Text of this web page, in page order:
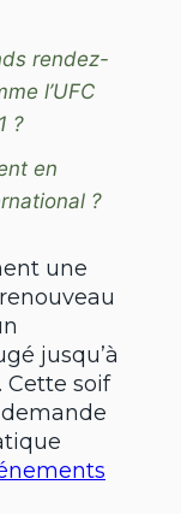
rendez-
l’UFC
?
en
?
une
jusqu’à
soif